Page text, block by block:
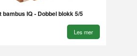
bambus IQ - Dobbel blokk 5/5
Les mer